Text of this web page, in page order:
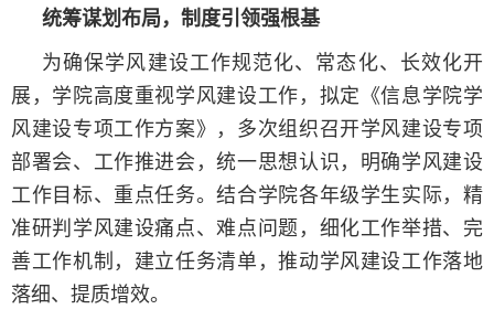
统筹谋划布局，制度引领强根基
为确保学风建设工作规范化、常态化、长效化开
展，学院高度重视学风建设工作，拟定《信息学院学
风建设专项工作方案》，多次组织召开学风建设专项
部署会、工作推进会，统一思想认识，明确学风建设
工作目标、重点任务。结合学院各年级学生实际，精
准研判学风建设痛点、难点问题，细化工作举措、完
善工作机制，建立任务清单，推动学风建设工作落地
落细、提质增效。